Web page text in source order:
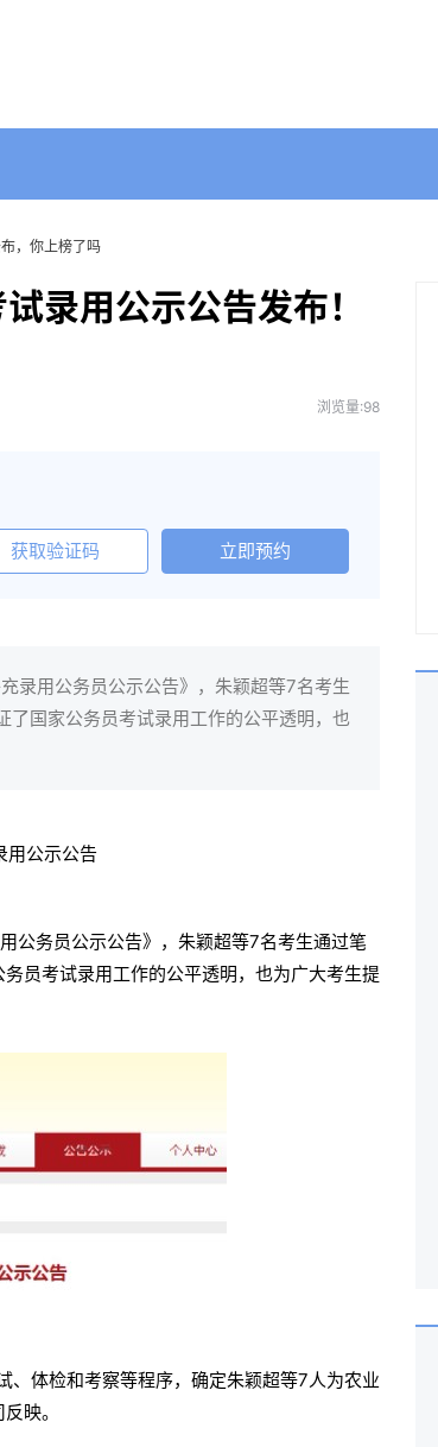
，你上榜了吗
录用公示公告发布！
浏览量:98
获取验证码 立即预约
录用公务员公示公告》，朱颖超等7名考生
国家公务员考试录用工作的公平透明，也
公务员公示公告》，朱颖超等7名考生通过笔
员考试录用工作的公平透明，也为广大考生提
体检和考察等程序，确定朱颖超等7人为农业
映。